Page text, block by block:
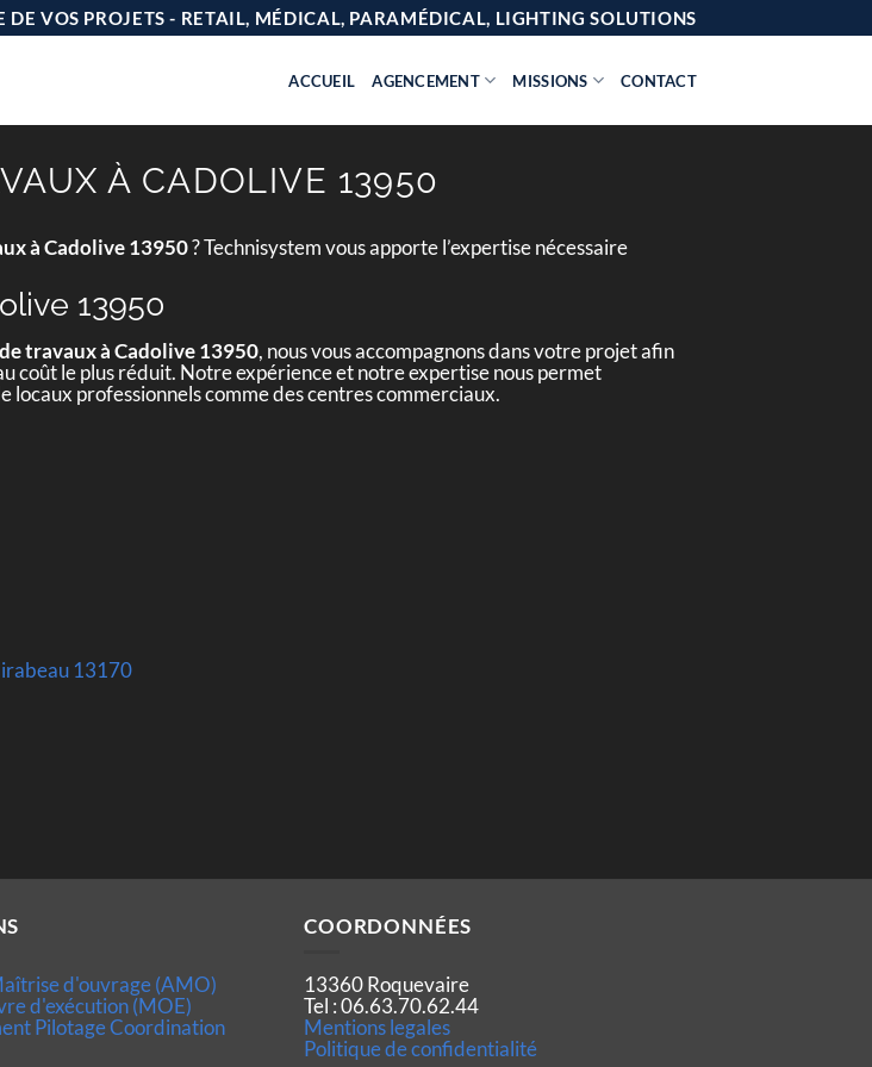
DE VOS PROJETS - RETAIL, MÉDICAL, PARAMÉDICAL, LIGHTING SOLUTIONS
ACCUEIL AGENCEMENT MISSIONS CONTACT
À CADOLIVE 13950
à Cadolive 13950? Technisystem vous apporte l’expertise nécessaire
13950
travaux à Cadolive 13950, nous vous accompagnons dans votre projet afin
coût le plus réduit. Notre expérience et notre expertise nous permet
professionnels comme des centres commerciaux.
13170
d'ouvrage (AMO)
d'exécution (MOE)
Pilotage Coordination
COORDONNÉES
13360 Roquevaire
Tel : 06.63.70.62.44
Mentions legales
Politique de confidentialité